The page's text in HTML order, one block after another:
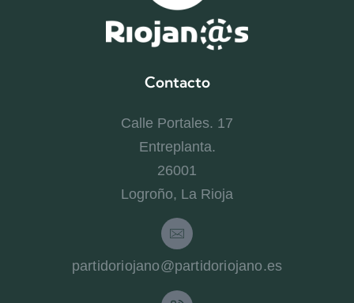
Contacto
Calle Portales. 17
Entreplanta.
26001
Logroño, La Rioja
partidoriojano@partidoriojano.es